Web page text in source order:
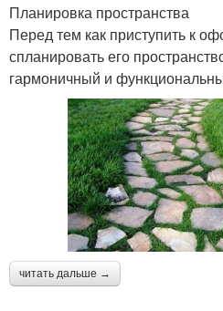
Планировка пространства
Перед тем как приступить к
спланировать его
гармоничный и
читать дальше →